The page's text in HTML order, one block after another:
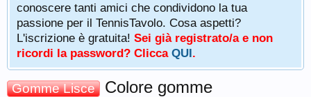
conoscere tanti amici che condividono la tua
passione per il TennisTavolo. Cosa aspetti?
L'iscrizione è gratuita! Sei già registrato/a e non
ricordi la password? Clicca QUI.
Gomme Lisce Colore gomme